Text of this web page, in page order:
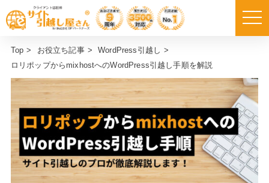
Top > お役立ち記事 > WordPress引越し >
ロリポップからmixhostへのWordPress引越し手順を解説